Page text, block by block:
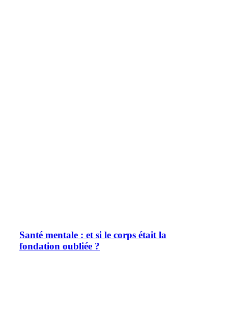
Santé mentale : et si le corps était la
fondation oubliée ?